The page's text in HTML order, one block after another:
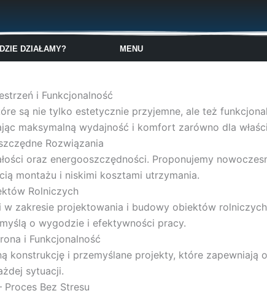
DZIAŁAMY? MENU
i Funkcjonalność
są nie tylko estetycznie przyjemne, ale też
maksymalną wydajność i komfort zarówno dla
Rozwiązania
oraz energooszczędności. Proponujemy
montażu i niskimi kosztami utrzymania.
Rolniczych
zakresie projektowania i budowy obiektów
o wygodzie i efektywności pracy.
i Funkcjonalność
i przemyślane projekty, które zapewniają
sytuacji.
Proces Bez Stresu